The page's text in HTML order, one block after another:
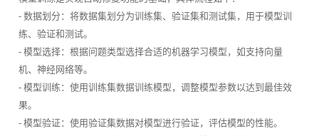
- 数据划分：将数据集划分为训练集、验证集和测试集，用于模型训
练、验证和测试。
- 模型选择：根据问题类型选择合适的机器学习模型，如支持向量
机、神经网络等。
- 模型训练：使用训练集数据训练模型，调整模型参数以达到最佳效
果。
- 模型验证：使用验证集数据对模型进行验证，评估模型的性能。